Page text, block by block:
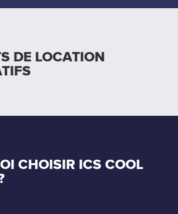
DE LOCATION
CHOISIR ICS COOL